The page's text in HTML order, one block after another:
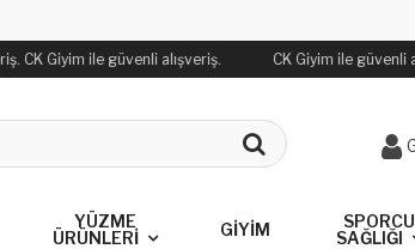
CK Giyim ile güvenli alışveriş. CK Giyim ile güvenli
YÜZME
ÜRÜNLERİ
GİYİM
SPORCU
SAĞLIĞI